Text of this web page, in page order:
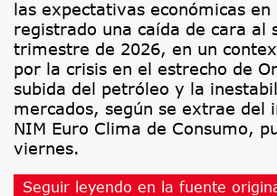
las expectativas económicas en
registrado una caída de cara al
trimestre de 2026, en un
por la crisis en el estrecho de
subida del petróleo y la
mercados, según se extrae del
NIM Euro Clima de Consumo,
viernes.
Seguir leyendo en la fuente